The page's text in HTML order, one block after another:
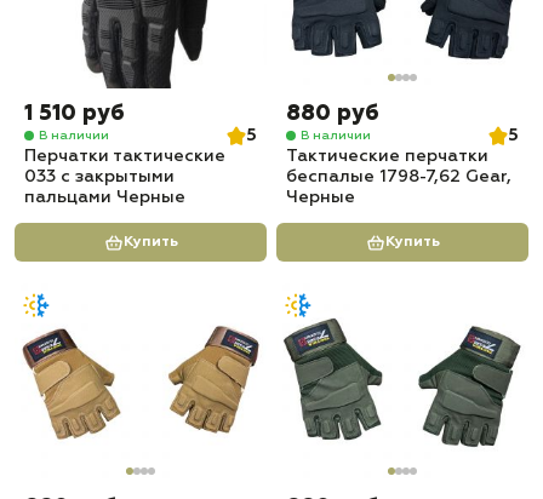
1 510 руб
В наличии
5
Перчатки тактические
033 с закрытыми
пальцами Черные
Купить
880 руб
В наличии
5
Тактические перчатки
беспалые 1798-7,62 Gear,
Черные
Купить